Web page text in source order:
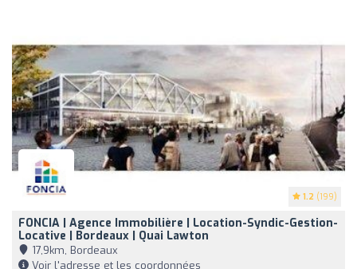
1.2 (199)
FONCIA | Agence Immobilière | Location-Syndic-Gestion-
Locative | Bordeaux | Quai Lawton
17,9km, Bordeaux
Voir l'adresse et les coordonnées